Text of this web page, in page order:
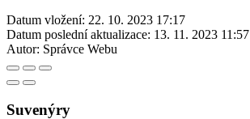
Datum vložení: 22. 10. 2023 17:17
Datum poslední aktualizace: 13. 11. 2023 11:57
Autor: Správce Webu
Suvenýry